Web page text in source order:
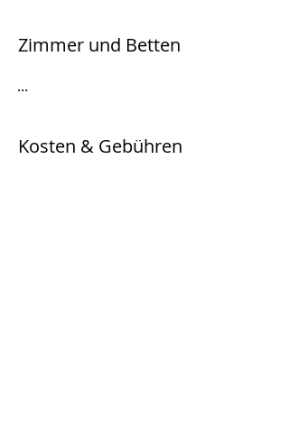
Zimmer und Betten
...
Kosten & Gebühren